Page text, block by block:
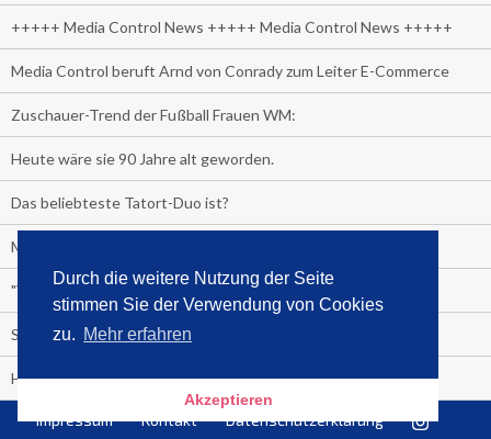
Durch die weitere Nutzung der Seite
stimmen Sie der Verwendung von Cookies
zu. Mehr erfahren
Akzeptieren
+++++ Media Control News +++++ Media Control News +++++
Media Control beruft Arnd von Conrady zum Leiter E-Commerce
Zuschauer-Trend der Fußball Frauen WM:
Heute wäre sie 90 Jahre alt geworden.
Das beliebteste Tatort-Duo ist?
Media Control: Friday-Greta
"Viva la Vagina!" oder "Kamasutra Workout":
Senna Gammour erhält Spitzenfeder für meistverkauftes Buch
Heute ist Welttag des Buches!
TV-Marktanteile auf einen Blick
Impressum Kontakt Datenschutzerklärung